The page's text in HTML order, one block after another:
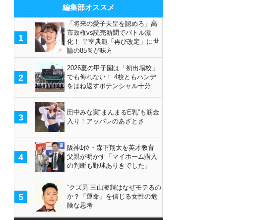
編集部オススメ
1
「将来の愛子天皇を認めろ」高
市政権vs読売新聞でバトル激
化！ 皇室典範「再び改定」に世
論の85％が味方
2
2026夏の甲子園は「初出場校」
でも侮れない！ 4校ともハンデ
をはね返すポテンシャル十分
3
田中みな実“まんまるE乳”も筋金
入り！アッパレのあざとさ
4
阪神1位・森下翔太を英才教育
父親が明かす「マイホーム購入
の判断も野球ありきでした」
5
“クズ男”三山凌輝はなぜモテるの
か？「運命」を信じる女性の危
険な思考